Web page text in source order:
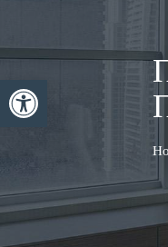
Ανοίξτε τη